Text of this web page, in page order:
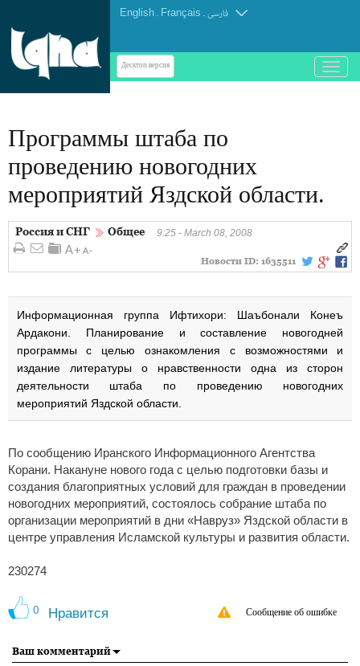
English . Français . فارسی
Десктоп-версия
باز
و
Программы штаба по
проведению новогодних
мероприятий Яздской области.
Россия и СНГ Общее 9:25 - March 08, 2008
Новости ID: 1635511
Информационная группа Ифтихори: Шаъбонали Конеъ
Ардакони. Планирование и составление новогодней
программы с целью ознакомления с возможностями и
издание литературы о нравственности одна из сторон
деятельности штаба по проведению новогодних
мероприятий Яздской области.
По сообщению Иранского Информационного Агентства
Корани. Накануне нового года с целью подготовки базы и
создания благоприятных условий для граждан в проведении
новогодних мероприятий, состоялось собрание штаба по
организации мероприятий в дни «Навруз» Яздской области в
центре управления Исламской культуры и развития области.
230274
0 Нравится Сообщение об ошибке
Ваш комментарий